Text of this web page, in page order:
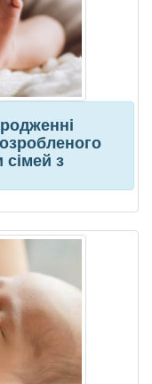
сімей з